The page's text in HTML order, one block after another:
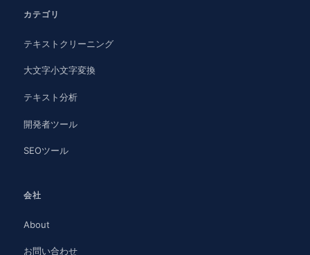
カテゴリ
テキストクリーニング
大文字小文字変換
テキスト分析
開発者ツール
SEOツール
会社
About
お問い合わせ